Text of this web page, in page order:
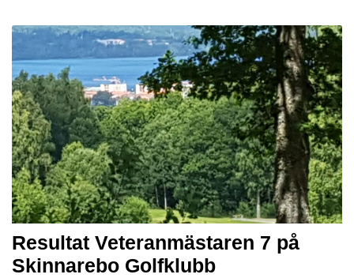
Resultat Veteranmästaren 7 på
Skinnarebo Golfklubb